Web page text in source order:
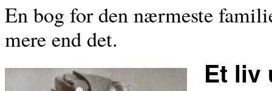
En bog for den nærmeste
mere end det.
Et liv